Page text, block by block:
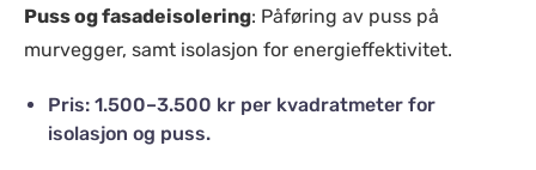
Puss og fasadeisolering: Påføring av puss på
murvegger, samt isolasjon for energieffektivitet.
Pris: 1.500–3.500 kr per kvadratmeter for
isolasjon og puss.